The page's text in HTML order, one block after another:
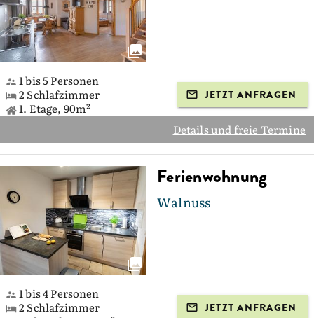
1 bis 5 Personen
2 Schlafzimmer
1. Etage, 90m²
JETZT ANFRAGEN
Details und freie Termine
Ferienwohnung
Walnuss
1 bis 4 Personen
2 Schlafzimmer
JETZT ANFRAGEN